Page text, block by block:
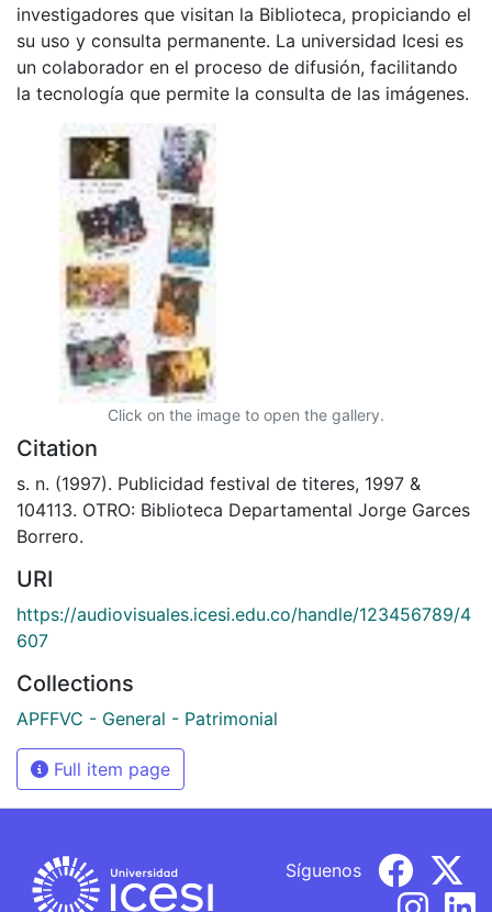
investigadores que visitan la Biblioteca, propiciando el
su uso y consulta permanente. La universidad Icesi es
un colaborador en el proceso de difusión, facilitando
la tecnología que permite la consulta de las imágenes.
Click on the image to open the gallery.
Citation
s. n. (1997). Publicidad festival de titeres, 1997 &
104113. OTRO: Biblioteca Departamental Jorge Garces
Borrero.
URI
https://audiovisuales.icesi.edu.co/handle/123456789/4
607
Collections
APFFVC - General - Patrimonial
Full item page
Síguenos